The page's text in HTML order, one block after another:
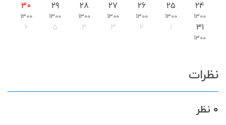
24
1300
25
1300
26
1300
27
1300
28
1300
29
1300
30
1300
31
1300
1
2
3
4
5
6
نظرات
0 نظر